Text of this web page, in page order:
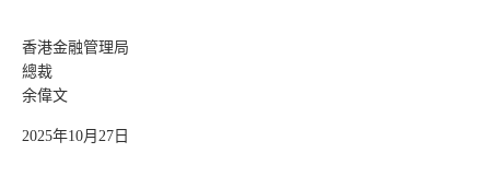
香港金融管理局
總裁
余偉文
2025年10月27日